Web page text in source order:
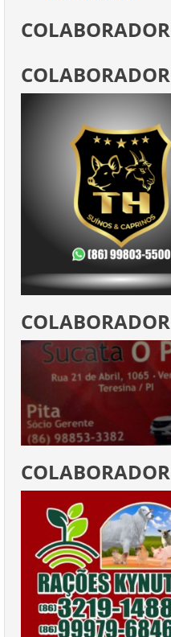
COLABORADOR
COLABORADOR
COLABORADOR
COLABORADOR